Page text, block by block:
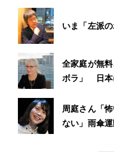
いま「左派
全家庭が無
ボラ」 日本
周庭さん「
ない」雨傘